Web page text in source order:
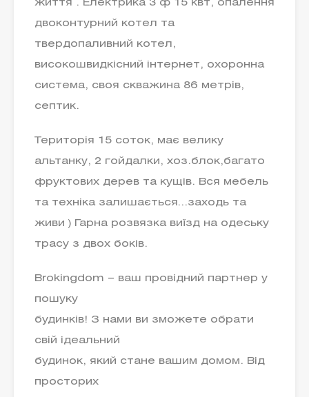
життя . Електрика 3 ф 15 квт, опалення
двоконтурний котел та
твердопаливний котел,
високошвидкісний інтернет, охоронна
система, своя скважина 86 метрів,
септик.
Територія 15 соток, має велику
альтанку, 2 гойдалки, хоз.блок,багато
фруктових дерев та кущів. Вся мебель
та техніка залишається…заходь та
живи ) Гарна розвязка виїзд на одеську
трасу з двох боків.
Brokingdom – ваш провідний партнер у
пошуку
будинків! З нами ви зможете обрати
свій ідеальний
будинок, який стане вашим домом. Від
просторих